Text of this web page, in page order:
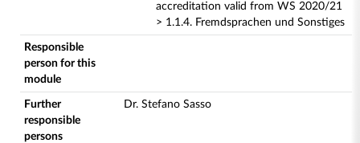
accreditation valid from WS 2020/21
> 1.1.4. Fremdsprachen und Sonstiges
Responsible
person for this
module
Further
responsible
persons
Dr. Stefano Sasso